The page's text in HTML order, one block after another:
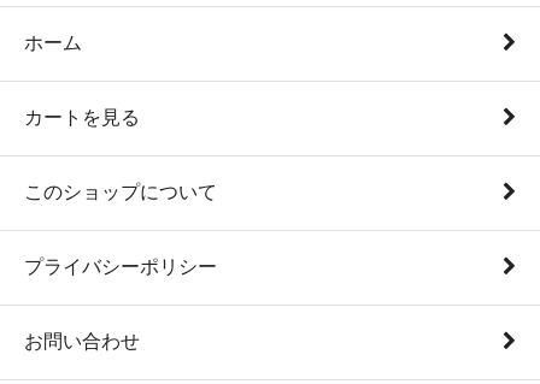
ホーム
カートを見る
このショップについて
プライバシーポリシー
お問い合わせ